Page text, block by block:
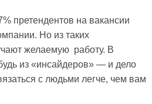
претендентов на вакансии
Но из таких
желаемую работу. В
из «инсайдеров» — и дело
с людьми легче, чем вам